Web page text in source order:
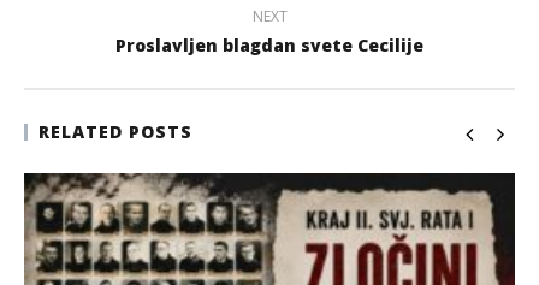
NEXT
Proslavljen blagdan svete Cecilije
RELATED POSTS